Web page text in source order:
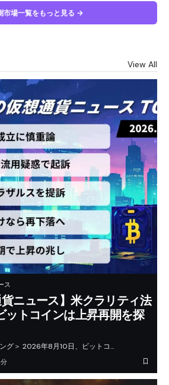
市場一覧をもっと見る →
View All
ス
貨ニュース】米クラリティ法
トコインは上昇再開を探
グ＞ 2026年8月10日、ビットコ…